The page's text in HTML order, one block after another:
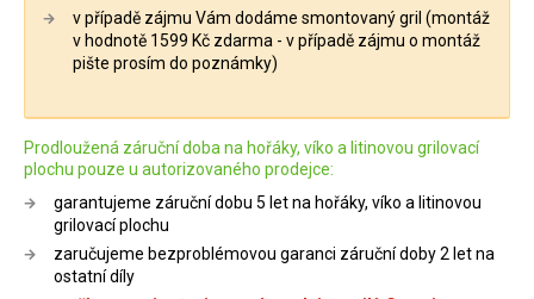
v případě zájmu Vám dodáme smontovaný gril (montáž
v hodnotě 1599 Kč zdarma - v případě zájmu o montáž
pište prosím do poznámky)
Prodloužená záruční doba na hořáky, víko a litinovou grilovací
plochu pouze u autorizovaného prodejce:
garantujeme záruční dobu 5 let na hořáky, víko a litinovou
grilovací plochu
zaručujeme bezproblémovou garanci záruční doby 2 let na
ostatní díly